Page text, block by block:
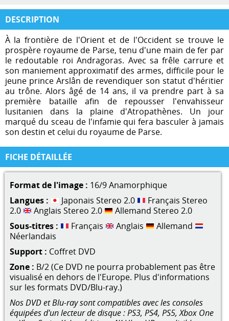
DESCRIPTION
À la frontière de l'Orient et de l'Occident se trouve le
prospère royaume de Parse, tenu d'une main de fer par
le redoutable roi Andragoras. Avec sa frêle carrure et
son maniement approximatif des armes, difficile pour le
jeune prince Arslân de revendiquer son statut d'héritier
au trône. Alors âgé de 14 ans, il va prendre part à sa
première bataille afin de repousser l'envahisseur
lusitanien dans la plaine d'Atropathènes. Un jour
marqué du sceau de l'infamie qui fera basculer à jamais
son destin et celui du royaume de Parse.
FICHE DÉTAILLÉE
Format de l'image : 16/9 Anamorphique
Langues :
Japonais Stereo 2.0
Français Stereo
2.0
Anglais Stereo 2.0
Allemand Stereo 2.0
Sous-titres :
Français Anglais
Allemand
Néerlandais
Support : Coffret DVD
Zone : B/2 (Ce DVD ne pourra probablement pas être
visualisé en dehors de l'Europe. Plus d'informations
sur les formats DVD/Blu-ray.)
Nos DVD et Blu-ray sont compatibles avec les consoles
équipées d'un lecteur de disque : PS3, PS4, PS5, Xbox One